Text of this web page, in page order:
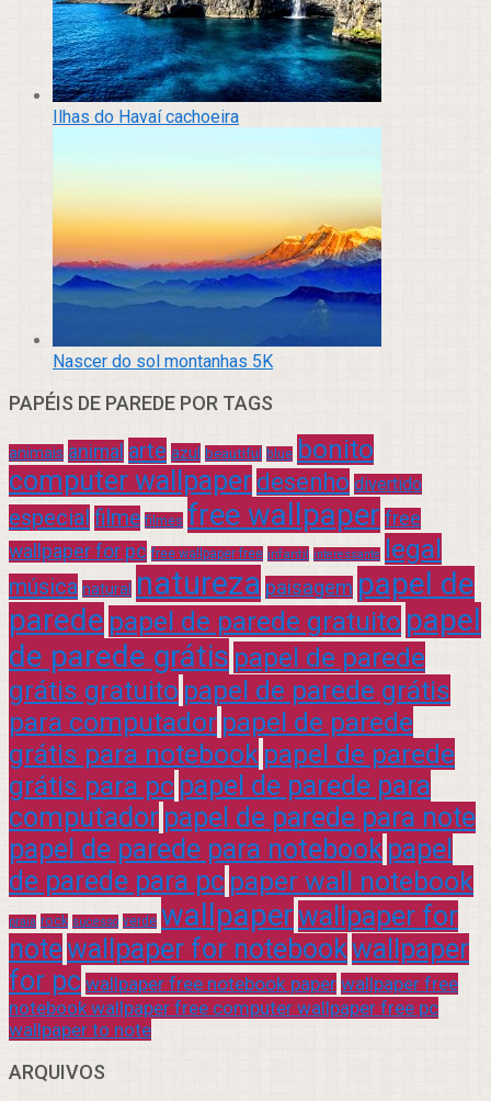
Ilhas do Havaí cachoeira
Nascer do sol montanhas 5K
PAPÉIS DE PAREDE POR TAGS
animais animal arte azul beautiful blue bonito
computer wallpaper desenho divertido
especial filme filmes free wallpaper free
wallpaper for pc free wallpaper free infantil interessante legal
música natural natureza paisagem papel de
parede papel de parede gratuito papel
de parede grátis papel de parede
grátis gratuito papel de parede grátis
para computador papel de parede
grátis para notebook papel de parede
grátis para pc papel de parede para
computador papel de parede para note
papel de parede para notebook papel
de parede para pc paper wall notebook
praia rock sucesso verde wallpaperwallpaper for
notewallpaper for notebookwallpaper
for pc wallpaper free notebook paper wallpaper free
notebook wallpaper free computer wallpaper free pc
wallpaper to note
ARQUIVOS